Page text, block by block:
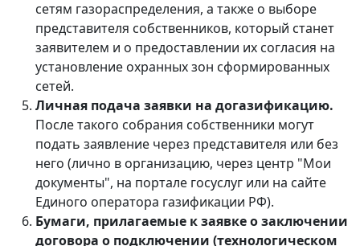
сетям газораспределения, а также о выборе
представителя собственников, который станет
заявителем и о предоставлении их согласия на
установление охранных зон сформированных
сетей.
Личная подача заявки на догазификацию.
После такого собрания собственники могут
подать заявление через представителя или без
него (лично в организацию, через центр "Мои
документы", на портале госуслуг или на сайте
Единого оператора газификации РФ).
Бумаги, прилагаемые к заявке о заключении
договора о подключении (технологическом